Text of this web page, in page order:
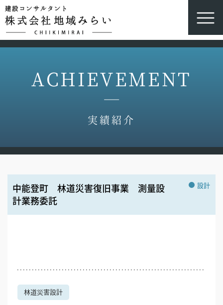
ACHIEVEMENT
実績紹介
中能登町 林道災害復旧事業 測量設
計業務委託
設計
林道災害設計